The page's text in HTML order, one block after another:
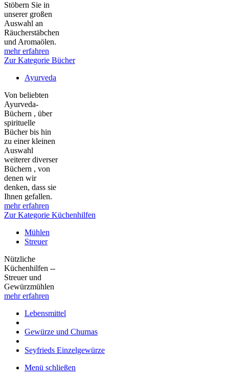
Stöbern Sie in
unserer großen
Auswahl an
Räucherstäbchen
und Aromaölen.
mehr erfahren
Zur Kategorie Bücher
Ayurveda
Von beliebten
Ayurveda-
Büchern , über
spirituelle
Bücher bis hin
zu einer kleinen
Auswahl
weiterer diverser
Büchern , von
denen wir
denken, dass sie
Ihnen gefallen.
mehr erfahren
Zur Kategorie Küchenhilfen
Mühlen
Streuer
Nützliche
Küchenhilfen --
Streuer und
Gewürzmühlen
mehr erfahren
Lebensmittel
Gewürze und Churnas
Seyfrieds Einzelgewürze
Menü schließen